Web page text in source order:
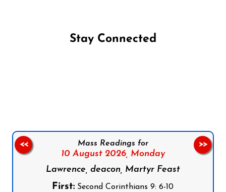
Stay Connected
Mass Readings for
10 August 2026, Monday
Lawrence, deacon, Martyr Feast
First: Second Corinthians 9: 6-10
<< >>